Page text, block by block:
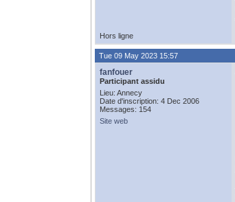
Hors ligne
Tue 09 May 2023 15:57
fanfouer
Participant assidu
Lieu: Annecy
Date d'inscription: 4 Dec 2006
Messages: 154
Site web